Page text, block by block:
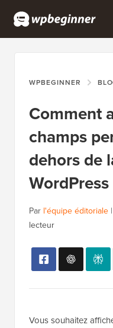
WPBEGINNER
Comment
champs
dehors de
WordPress
Par l'équipe éditoriale |
lecteur
Vous souhaitez